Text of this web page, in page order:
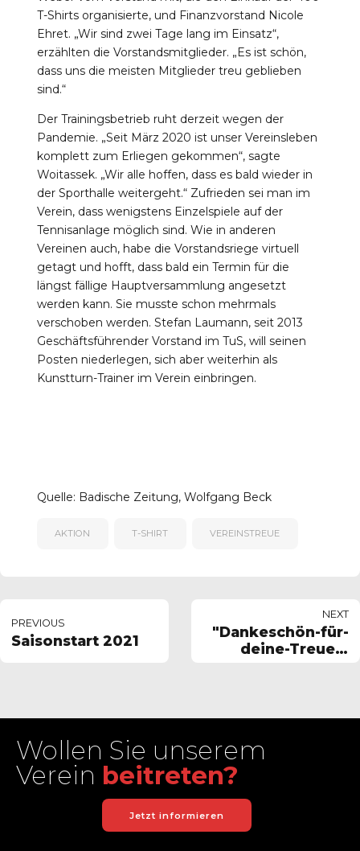
T-Shirts organisierte, und Finanzvorstand Nicole
Ehret. „Wir sind zwei Tage lang im Einsatz“,
erzählten die Vorstandsmitglieder. „Es ist schön,
dass uns die meisten Mitglieder treu geblieben
sind.“
Der Trainingsbetrieb ruht derzeit wegen der
Pandemie. „Seit März 2020 ist unser Vereinsleben
komplett zum Erliegen gekommen“, sagte
Woitassek. „Wir alle hoffen, dass es bald wieder in
der Sporthalle weitergeht.“ Zufrieden sei man im
Verein, dass wenigstens Einzelspiele auf der
Tennisanlage möglich sind. Wie in anderen
Vereinen auch, habe die Vorstandsriege virtuell
getagt und hofft, dass bald ein Termin für die
längst fällige Hauptversammlung angesetzt
werden kann. Sie musste schon mehrmals
verschoben werden. Stefan Laumann, seit 2013
Geschäftsführender Vorstand im TuS, will seinen
Posten niederlegen, sich aber weiterhin als
Kunstturn-Trainer im Verein einbringen.
Quelle: Badische Zeitung, Wolfgang Beck
AKTION T-SHIRT VEREINSTREUE
PREVIOUS
Saisonstart 2021
NEXT
"Dankeschön-für-
deine-Treue"-
Wollen Sie unserem
Verein beitreten?
Jetzt informieren